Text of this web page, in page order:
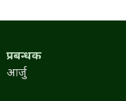
प्रबन्धक
आर्जु